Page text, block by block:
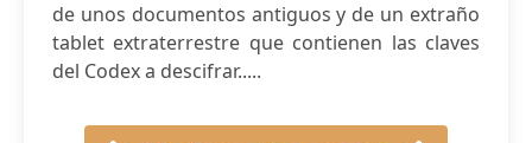
de unos documentos antiguos y de un extraño
tablet extraterrestre que contienen las claves
del Codex a descifrar.....